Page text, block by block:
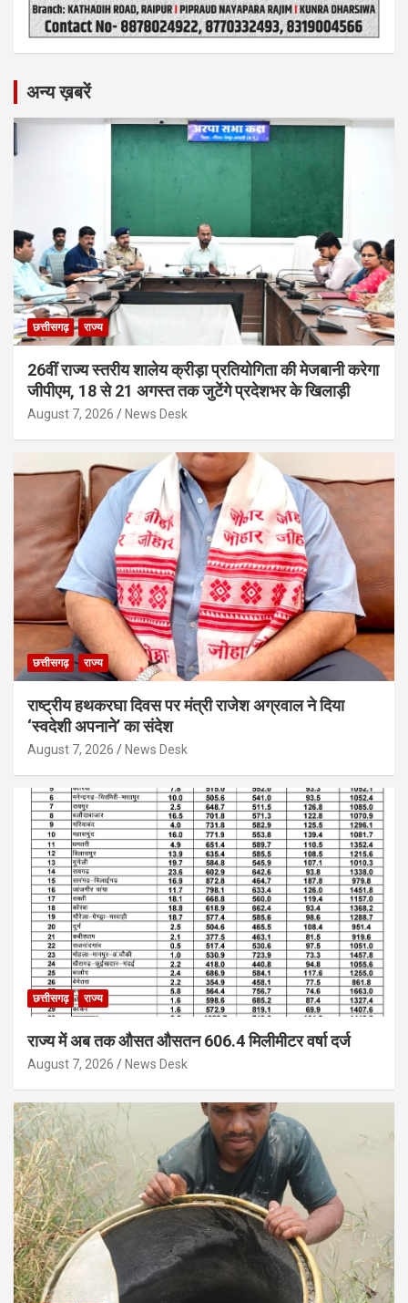
अन्य ख़बरें
छत्तीसगढ़ राज्य
26वीं राज्य स्तरीय शालेय क्रीड़ा प्रतियोगिता की मेजबानी करेगा
जीपीएम, 18 से 21 अगस्त तक जुटेंगे प्रदेशभर के खिलाड़ी
August 7, 2026 News Desk
छत्तीसगढ़ राज्य
राष्ट्रीय हथकरघा दिवस पर मंत्री राजेश अग्रवाल ने दिया
‘स्वदेशी अपनाने’ का संदेश
August 7, 2026 News Desk
छत्तीसगढ़ राज्य
राज्य में अब तक औसत औसतन 606.4 मिलीमीटर वर्षा दर्ज
August 7, 2026 News Desk